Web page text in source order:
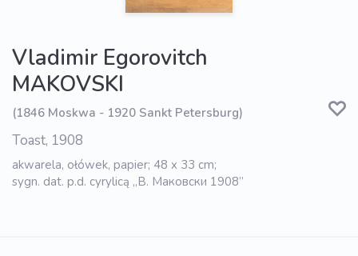
Vladimir Egorovitch
MAKOVSKI
(1846 Moskwa - 1920 Sankt Petersburg)
Toast, 1908
akwarela, ołówek, papier; 48 x 33 cm;
sygn. dat. p.d. cyrylicą „B. Маковски 1908”